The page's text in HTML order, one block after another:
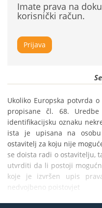
Imate prava na
korisnički račun.
Prijava
Ukoliko Europska potvrda
propisane čl. 68.
identifikacijsku oznaku
ista je upisana na
ostavitelj za koju nije
se doista radi o ostavitelju,
utvrditi da li postoji
koje je izvršen upis
nedvojbeno poistovjet